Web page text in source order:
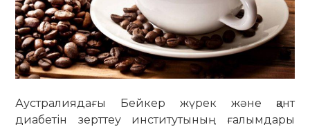
Аустралиядағы Бейкер жүрек және қант
диабетін зерттеу институтының ғалымдары